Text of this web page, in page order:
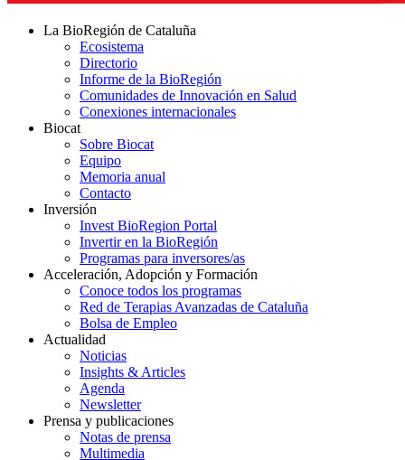
La BioRegión de Cataluña
Ecosistema
Directorio
Informe de la BioRegión
Comunidades de Innovación en Salud
Conexiones internacionales
Biocat
Sobre Biocat
Equipo
Memoria anual
Contacto
Inversión
Invest BioRegion Portal
Invertir en la BioRegión
Programas para inversores/as
Acceleración, Adopción y Formación
Conoce todos los programas
Red de Terapias Avanzadas de Cataluña
Bolsa de Empleo
Actualidad
Noticias
Insights & Articles
Agenda
Newsletter
Prensa y publicaciones
Notas de prensa
Multimedia